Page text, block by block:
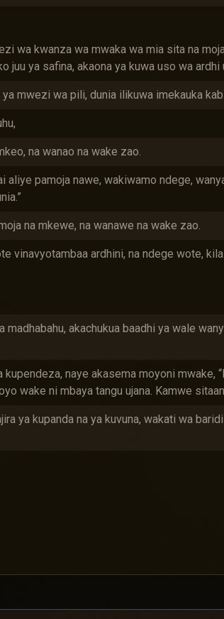
wa kwanza wa mwaka wa mia sita na
juu ya safina, akaona ya kuwa uso wa ardhi
mwezi wa pili, dunia ilikuwa imekauka
na wanao na wake zao.
aliye pamoja nawe, wakiwamo ndege,
na mkewe, na wanawe na wake zao.
vinavyotambaa ardhini, na ndege wote,
madhabahu, akachukua baadhi ya wale
kupendeza, naye akasema moyoni mwake,
wake ni mbaya tangu ujana. Kamwe
ya kupanda na ya kuvuna, wakati wa